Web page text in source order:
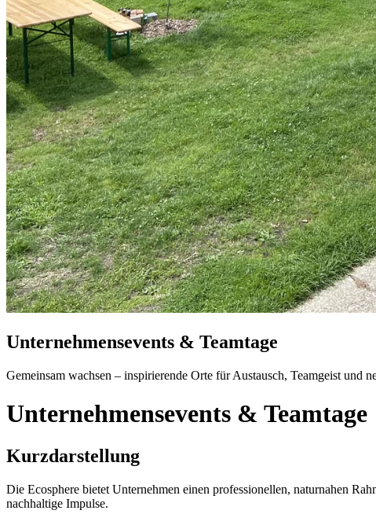
Unternehmensevents & Teamtage
Gemeinsam wachsen – inspirierende Orte für Austausch, Teamgeist und
Unternehmensevents & Teamtage
Kurzdarstellung
Die Ecosphere bietet Unternehmen einen professionellen, naturnahen
nachhaltige Impulse.